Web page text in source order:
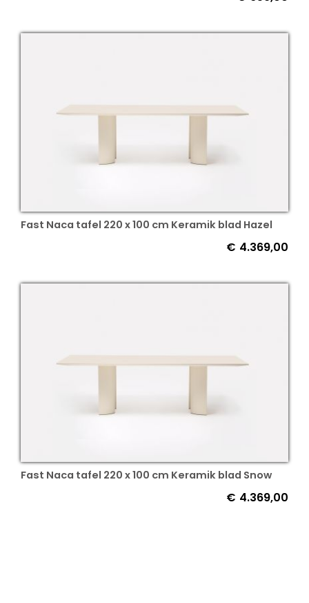
Fast Naca tafel 220 x 100 cm Keramik blad Hazel
€ 4.369,00
Fast Naca tafel 220 x 100 cm Keramik blad Snow
€ 4.369,00